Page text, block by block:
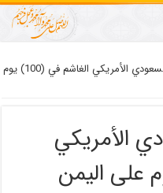
جرائم العدوان السعودي الأمريكي الغاشم في (100) يوم
الأمريكي